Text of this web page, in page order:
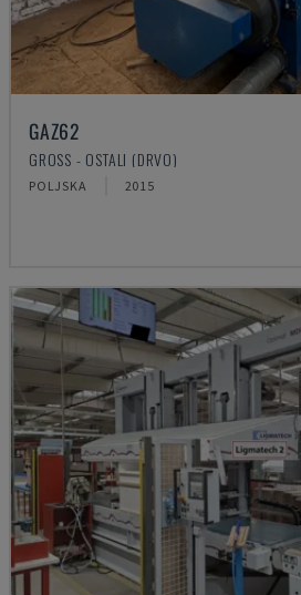
GAZ62
GROSS - OSTALI (DRVO)
POLJSKA 2015